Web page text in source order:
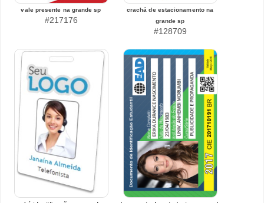
vale presente na grande sp
#217176
crachá de estacionamento na
grande sp
#128709